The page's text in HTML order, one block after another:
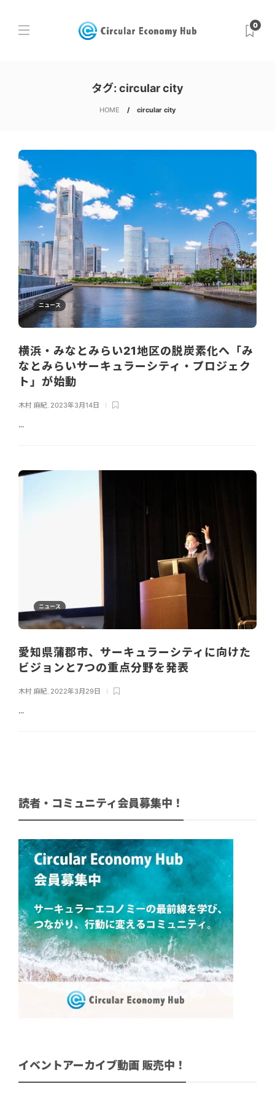
0
タグ: circular city
HOME circular city
ニュース
横浜・みなとみらい21地区の脱炭素化へ「み
なとみらいサーキュラーシティ・プロジェク
ト」が始動
木村 麻紀, 2023年3月14日
...
ニュース
愛知県蒲郡市、サーキュラーシティに向けた
ビジョンと7つの重点分野を発表
木村 麻紀 2022年3月29日
...
読者・コミュニティ会員募集中！
イベントアーカイブ動画 販売中！